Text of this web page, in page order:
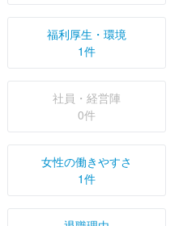
福利厚生・環境
1件
社員・経営陣
0件
女性の働きやすさ
1件